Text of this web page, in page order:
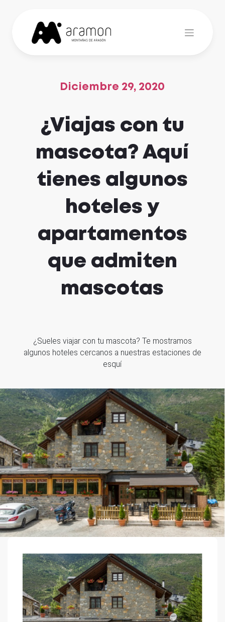
Diciembre 29, 2020
¿Viajas con tu
mascota? Aquí
tienes algunos
hoteles y
apartamentos
que admiten
mascotas
¿Sueles viajar con tu mascota? Te mostramos
algunos hoteles cercanos a nuestras estaciones de
esquí